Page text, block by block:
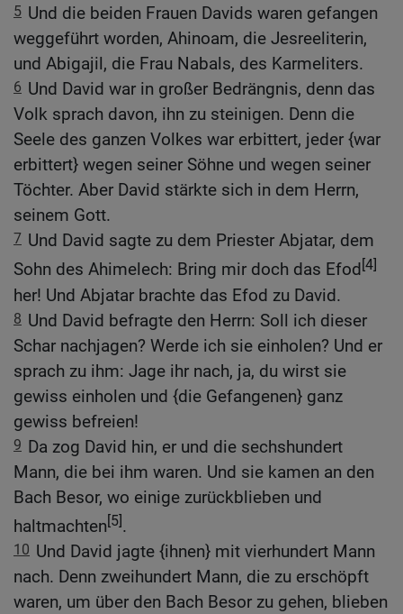
5 Und die beiden Frauen Davids waren gefangen
weggeführt worden, Ahinoam, die Jesreeliterin,
und Abigajil, die Frau Nabals, des Karmeliters.
6 Und David war in großer Bedrängnis, denn das
Volk sprach davon, ihn zu steinigen. Denn die
Seele des ganzen Volkes war erbittert, jeder {war
erbittert} wegen seiner Söhne und wegen seiner
Töchter. Aber David stärkte sich in dem Herrn,
seinem Gott.
7 Und David sagte zu dem Priester Abjatar, dem
Sohn des Ahimelech: Bring mir doch das Efod[4]
her! Und Abjatar brachte das Efod zu David.
8 Und David befragte den Herrn: Soll ich dieser
Schar nachjagen? Werde ich sie einholen? Und er
sprach zu ihm: Jage ihr nach, ja, du wirst sie
gewiss einholen und {die Gefangenen} ganz
gewiss befreien!
9 Da zog David hin, er und die sechshundert
Mann, die bei ihm waren. Und sie kamen an den
Bach Besor, wo einige zurückblieben und
haltmachten[5].
10 Und David jagte {ihnen} mit vierhundert Mann
nach. Denn zweihundert Mann, die zu erschöpft
waren, um über den Bach Besor zu gehen, blieben